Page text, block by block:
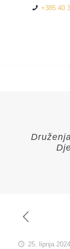
+385 40
25. lipnja